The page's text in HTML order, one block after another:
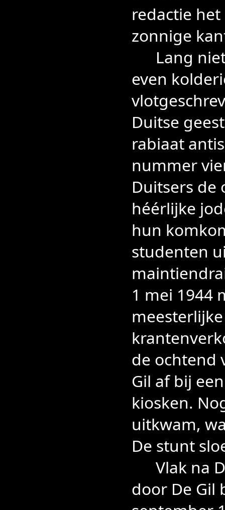
redactie
zonnige
Lang niet
even
Duitse
rabiaat
nummer
Duitsers de
héérlijke
hun
studenten
1 mei 1944
de ochtend
Gil af bij
kiosken.
uitkwam,
De stunt
Vlak na
door De Gil